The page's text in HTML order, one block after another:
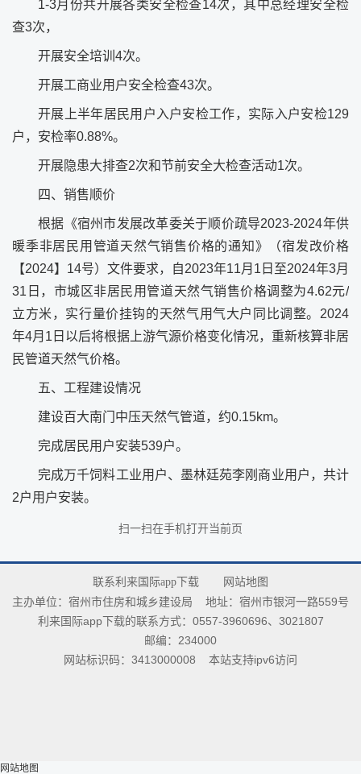
1-3月份共开展各类安全检查14次，其中总经理安全检
查3次，
开展安全培训4次。
开展工商业用户安全检查43次。
开展上半年居民用户入户安检工作，实际入户安检129
户，安检率0.88%。
开展隐患大排查2次和节前安全大检查活动1次。
四、销售顺价
根据《宿州市发展改革委关于顺价疏导2023-2024年供
暖季非居民用管道天然气销售价格的通知》（宿发改价格
【2024】14号）文件要求，自2023年11月1日至2024年3月
31日，市城区非居民用管道天然气销售价格调整为4.62元/
立方米，实行量价挂钩的天然气用气大户同比调整。2024
年4月1日以后将根据上游气源价格变化情况，重新核算非居
民管道天然气价格。
五、工程建设情况
建设百大南门中压天然气管道，约0.15km。
完成居民用户安装539户。
完成万千饲料工业用户、墨林廷苑李刚商业用户，共计
2户用户安装。
扫一扫在手机打开当前页
联系利来国际app下载 网站地图
主办单位：宿州市住房和城乡建设局
地址：宿州市银河一路559号
利来国际app下载的联系方式：0557-3960696、3021807
邮编：234000
网站标识码：3413000008
本站支持ipv6访问
网站地图